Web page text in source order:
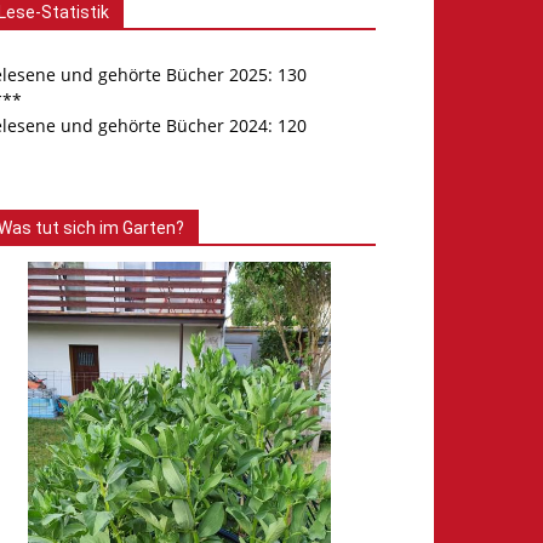
Statistik
und gehörte Bücher 2025: 130
und gehörte Bücher 2024: 120
tut sich im Garten?